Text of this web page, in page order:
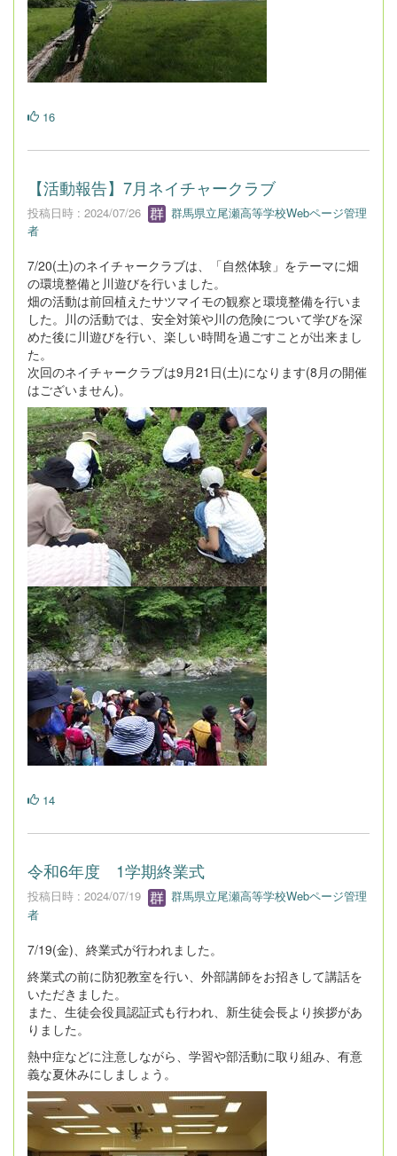
16
【活動報告】7月ネイチャークラブ
投稿日時 : 2024/07/26
群馬県立尾瀬高等学校Webページ管理
者
7/20(土)のネイチャークラブは、「自然体験」をテーマに畑
の環境整備と川遊びを行いました。
畑の活動は前回植えたサツマイモの観察と環境整備を行いま
した。川の活動では、安全対策や川の危険について学びを深
めた後に川遊びを行い、楽しい時間を過ごすことが出来まし
た。
次回のネイチャークラブは9月21日(土)になります(8月の開催
はございません)。
14
令和6年度 1学期終業式
投稿日時 : 2024/07/19
群馬県立尾瀬高等学校Webページ管理
者
7/19(金)、終業式が行われました。
終業式の前に防犯教室を行い、外部講師をお招きして講話を
いただきました。
また、生徒会役員認証式も行われ、新生徒会長より挨拶があ
りました。
熱中症などに注意しながら、学習や部活動に取り組み、有意
義な夏休みにしましょう。